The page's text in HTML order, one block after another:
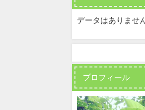
データはありません
プロフィール